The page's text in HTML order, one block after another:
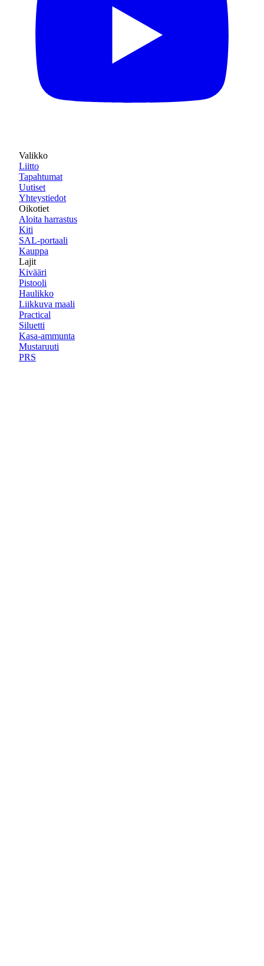
Valikko
Liitto
Tapahtumat
Uutiset
Yhteystiedot
Oikotiet
Aloita harrastus
Kiti
SAL-portaali
Kauppa
Lajit
Kivääri
Pistooli
Haulikko
Liikkuva maali
Practical
Siluetti
Kasa-ammunta
Mustaruuti
PRS